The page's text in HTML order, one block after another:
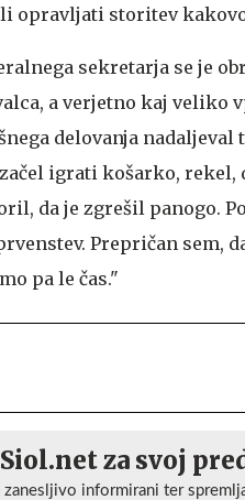
opravljati storitev
sekretarja se je
a verjetno kaj veliko
delovanja
igrati košarko, rekel,
da je zgrešil panogo.
Prepričan sem,
pa le čas."
za svoj
informirani ter